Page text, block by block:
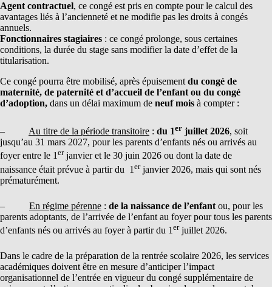
Agent contractuel, ce congé est pris en compte pour le calcul des
avantages liés à l’ancienneté et ne modifie pas les droits à congés
annuels.
Fonctionnaires stagiaires : ce congé prolonge, sous certaines
conditions, la durée du stage sans modifier la date d’effet de la
titularisation.
Ce congé pourra être mobilisé, après épuisement du congé de
maternité, de paternité et d’accueil de l’enfant ou du congé
d’adoption, dans un délai maximum de neuf mois à compter :
– Au titre de la période transitoire : du 1er juillet 2026, soit
jusqu’au 31 mars 2027, pour les parents d’enfants nés ou arrivés au
foyer entre le 1erjanvier et le 30 juin 2026 ou dont la date de
naissance était prévue à partir du 1 erjanvier 2026, mais qui sont nés
prématurément.
– En régime pérenne : de la naissance de l’enfant ou, pour les
parents adoptants, de l’arrivée de l’enfant au foyer pour tous les parents
d’enfants nés ou arrivés au foyer à partir du 1erjuillet 2026.
Dans le cadre de la préparation de la rentrée scolaire 2026, les services
académiques doivent être en mesure d’anticiper l’impact
organisationnel de l’entrée en vigueur du congé supplémentaire de